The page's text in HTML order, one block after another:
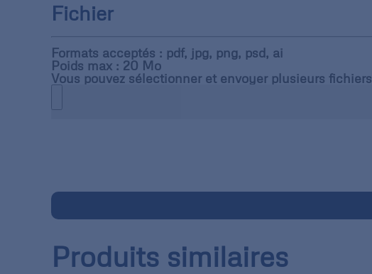
Fichier
Formats acceptés : pdf, jpg, png, psd, ai
Poids max : 20 Mo
Vous pouvez sélectionner et envoyer plusieurs fichiers
Produits similaires